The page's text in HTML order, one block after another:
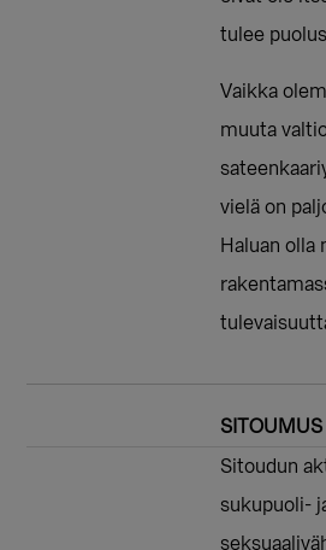
tulee
Vaikka
muuta
vielä on
Haluan olla
Sitoudun
sukupuoli-